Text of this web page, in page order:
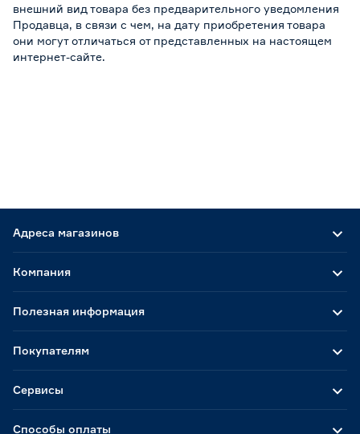
внешний вид товара без предварительного уведомления
Продавца, в связи с чем, на дату приобретения товара
они могут отличаться от представленных на настоящем
интернет-сайте.
Адреса магазинов
Способы оплаты
Компания
Полезная информация
Покупателям
Сервисы